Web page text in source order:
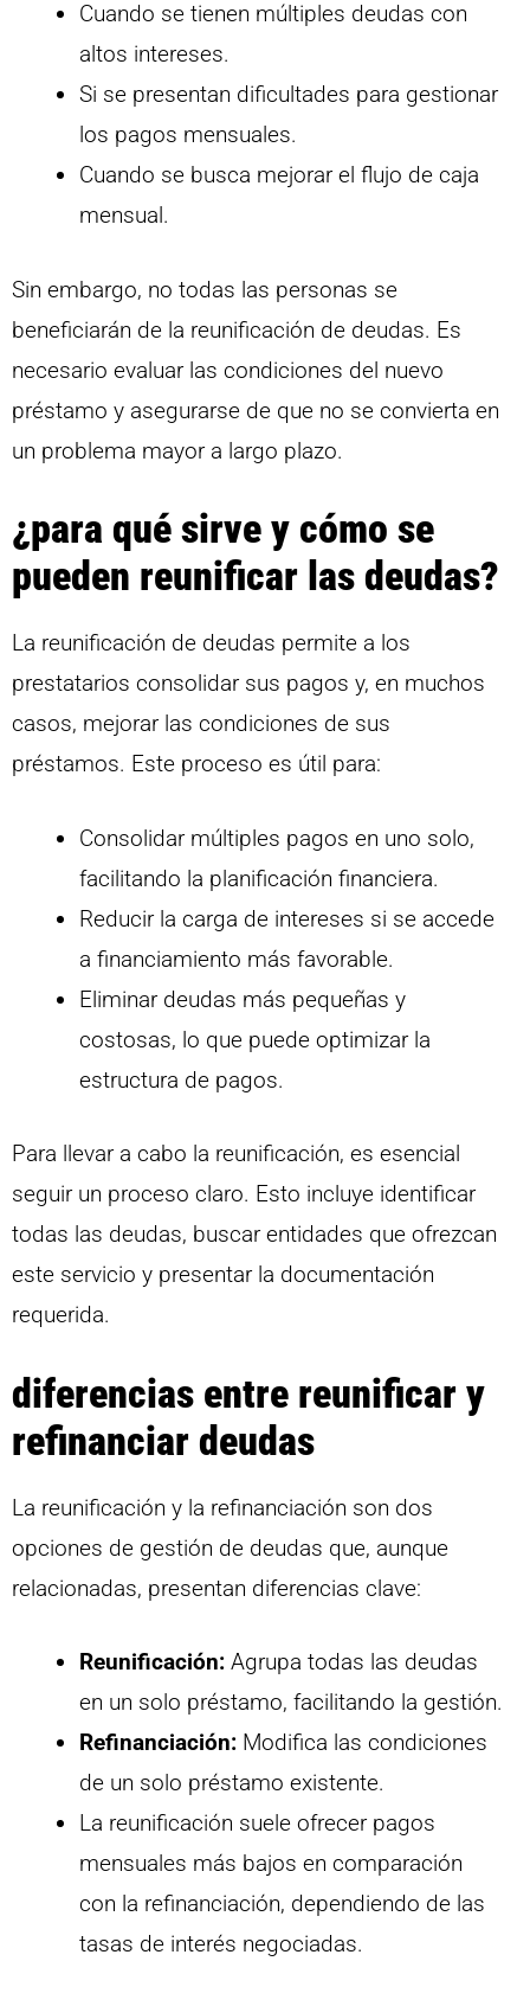
Cuando se tienen múltiples deudas con
altos intereses.
Si se presentan dificultades para gestionar
los pagos mensuales.
Cuando se busca mejorar el flujo de caja
mensual.
Sin embargo, no todas las personas se
beneficiarán de la reunificación de deudas. Es
necesario evaluar las condiciones del nuevo
préstamo y asegurarse de que no se convierta en
un problema mayor a largo plazo.
¿para qué sirve y cómo se
pueden reunificar las deudas?
La reunificación de deudas permite a los
prestatarios consolidar sus pagos y, en muchos
casos, mejorar las condiciones de sus
préstamos. Este proceso es útil para:
Consolidar múltiples pagos en uno solo,
facilitando la planificación financiera.
Reducir la carga de intereses si se accede
a financiamiento más favorable.
Eliminar deudas más pequeñas y
costosas, lo que puede optimizar la
estructura de pagos.
Para llevar a cabo la reunificación, es esencial
seguir un proceso claro. Esto incluye identificar
todas las deudas, buscar entidades que ofrezcan
este servicio y presentar la documentación
requerida.
diferencias entre reunificar y
refinanciar deudas
La reunificación y la refinanciación son dos
opciones de gestión de deudas que, aunque
relacionadas, presentan diferencias clave:
Reunificación: Agrupa todas las deudas
en un solo préstamo, facilitando la gestión.
Refinanciación: Modifica las condiciones
de un solo préstamo existente.
La reunificación suele ofrecer pagos
mensuales más bajos en comparación
con la refinanciación, dependiendo de las
tasas de interés negociadas.